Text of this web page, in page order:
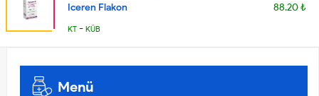
Iceren Flakon
KT - KÜB
88.20 ₺
Menü